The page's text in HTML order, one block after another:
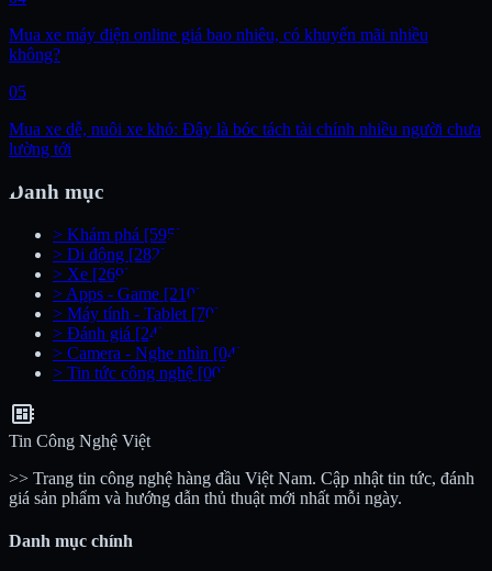
Mua xe máy điện online giá bao nhiêu, có khuyến mãi nhiều
không?
05
Mua xe dễ, nuôi xe khó: Đây là bóc tách tài chính nhiều người chưa
lường tới
Danh mục
> Khám phá [595]
> Di động [282]
> Xe [269]
> Apps - Game [210]
> Máy tính - Tablet [70]
> Đánh giá [24]
> Camera - Nghe nhìn [04]
> Tin tức công nghệ [00]
developer_board
Tin Công Nghệ Việt
>> Trang tin công nghệ hàng đầu Việt Nam. Cập nhật tin tức, đánh
giá sản phẩm và hướng dẫn thủ thuật mới nhất mỗi ngày.
Danh mục chính